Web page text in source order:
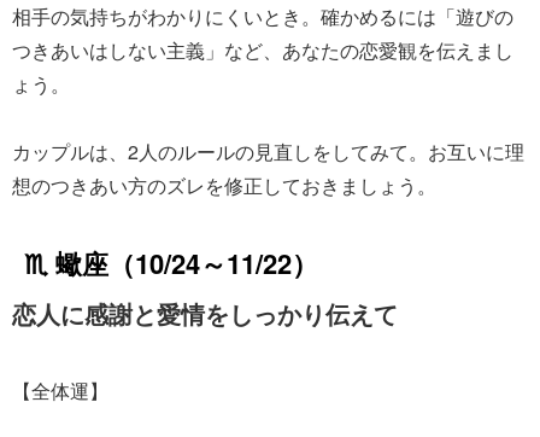
相手の気持ちがわかりにくいとき。確かめるには「遊びの
つきあいはしない主義」など、あなたの恋愛観を伝えまし
ょう。
カップルは、2人のルールの見直しをしてみて。お互いに理
想のつきあい方のズレを修正しておきましょう。
♏ 蠍座（10/24～11/22）
恋人に感謝と愛情をしっかり伝えて
【全体運】